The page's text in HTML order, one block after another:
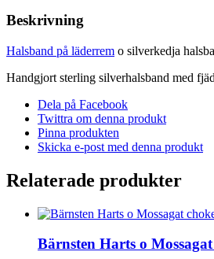
Beskrivning
Halsband på läderrem o silverkedja
Handgjort sterling silverhalsband med
Dela på Facebook
Twittra om denna produkt
Pinna produkten
Skicka e-post med denna produkt
Relaterade produkter
Bärnsten Harts o